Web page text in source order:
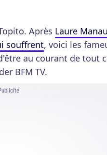
Après Laure
souffrent, voici les
au courant de tout
BFM TV.